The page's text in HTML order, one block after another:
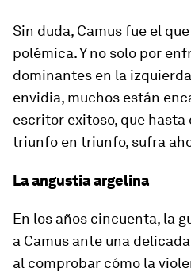
Sin duda, Camus fue el
polémica. Y no solo por
dominantes en la
envidia, muchos están
escritor exitoso, que hasta
triunfo en triunfo, sufra
La angustia argelina
En los años cincuenta, la
a Camus ante una
al comprobar cómo la